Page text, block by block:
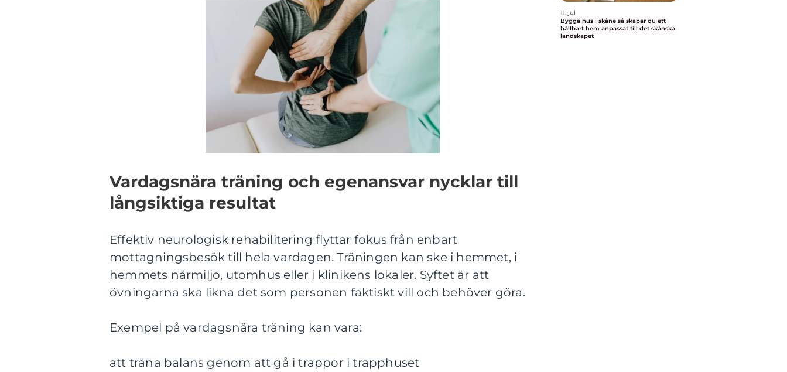
Vardagsnära träning och egenansvar nycklar till
långsiktiga resultat
Effektiv neurologisk rehabilitering flyttar fokus från enbart
mottagningsbesök till hela vardagen. Träningen kan ske i hemmet, i
hemmets närmiljö, utomhus eller i klinikens lokaler. Syftet är att
övningarna ska likna det som personen faktiskt vill och behöver göra.
Exempel på vardagsnära träning kan vara:
att träna balans genom att gå i trappor i trapphuset
11. jul
Bygga hus i skåne så skapar du ett
hållbart hem anpassat till det skånska
landskapet